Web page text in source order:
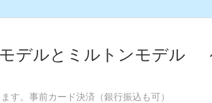
デルとミルトンモデル
す。事前カード決済（銀行振込も可）